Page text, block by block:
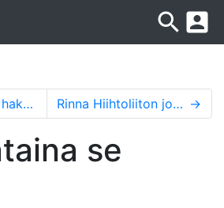
search account_box
2025 Rinna Hiihtoliiton johtokuntaan →
se